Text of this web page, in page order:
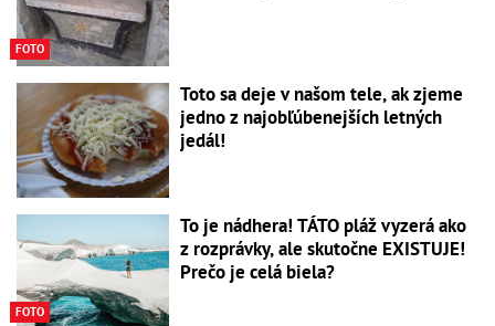
FOTO
Toto sa deje v našom tele, ak zjeme
jedno z najobľúbenejších letných
jedál!
FOTO
To je nádhera! TÁTO pláž vyzerá ako
z rozprávky, ale skutočne EXISTUJE!
Prečo je celá biela?